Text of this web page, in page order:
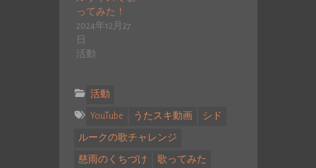
ってみた！
2024年12月27
日
活動
活動
YouTube うたスキ動画 シド
ルークの歌チャレンジ
慈雨のくちづけ 歌ってみた